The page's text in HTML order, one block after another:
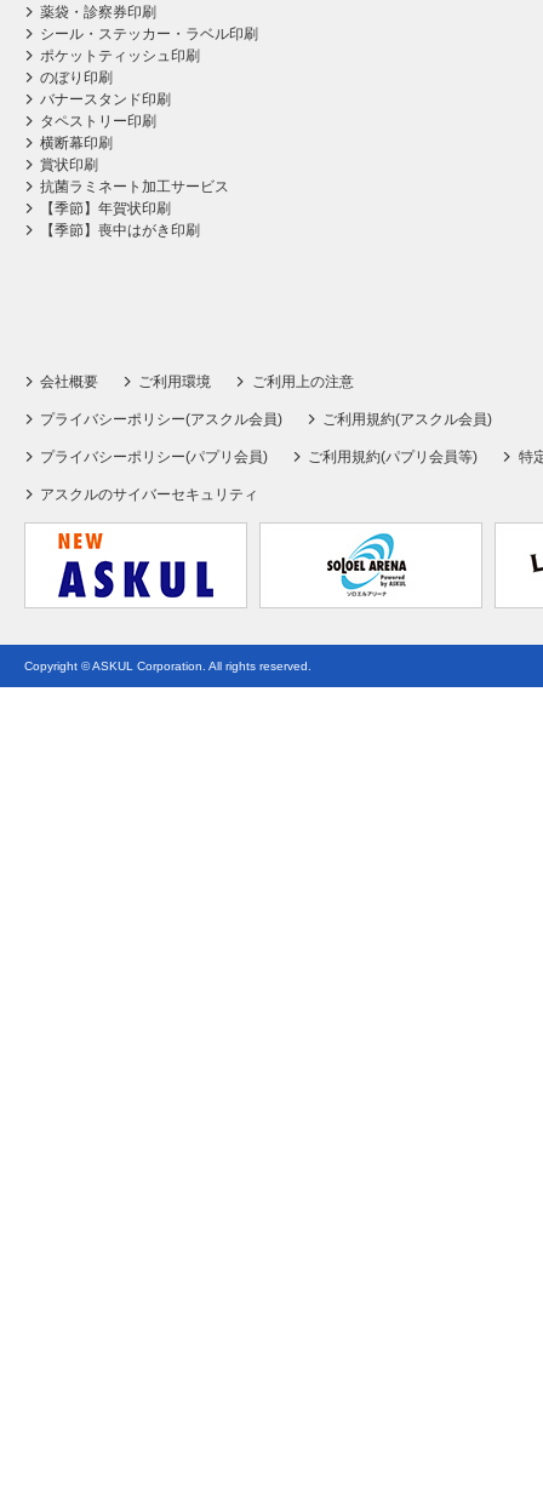
薬袋・診察券印刷
シール・ステッカー・ラベル印刷
ポケットティッシュ印刷
のぼり印刷
バナースタンド印刷
タペストリー印刷
横断幕印刷
賞状印刷
抗菌ラミネート加工サービス
【季節】年賀状印刷
【季節】喪中はがき印刷
会社概要 ご利用環境 ご利用上の注意
プライバシーポリシー(アスクル会員) ご利用規約(アスクル会員)
プライバシーポリシー(パプリ会員) ご利用規約(パプリ会員等) 特
アスクルのサイバーセキュリティ
Copyright © ASKUL Corporation. All rights reserved.